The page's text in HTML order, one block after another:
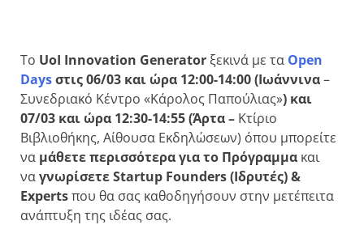
Το UoI Innovation Generator ξεκινά με τα Open
Daysστις 06/03 και ώρα 12:00-14:00 (Ιωάννινα–
Συνεδριακό Κέντρο «Κάρολος Παπούλιας») και
07/03 και ώρα 12:30-14:55 (Άρτα – Κτίριο
Βιβλιοθήκης, Αίθουσα Εκδηλώσεων) όπου μπορείτε
να μάθετε περισσότερα για το Πρόγραμμα και
ναγνωρίσετε Startup Founders (Ιδρυτές) &
Expertsπου θα σας καθοδηγήσουν στην μετέπειτα
ανάπτυξη της ιδέας σας.